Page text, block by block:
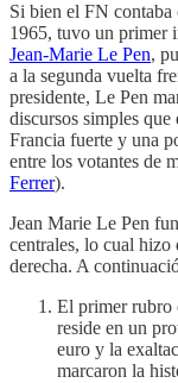
Si bien el FN contaba
1965, tuvo un primer
Jean-Marie Le Pen,
a la segunda vuelta
presidente, Le Pen
discursos simples
Francia fuerte y una
entre los votantes de
Ferrer).
Jean Marie Le Pen
centrales, lo cual hizo
derecha. A
El primer rubro
reside en un
euro y la
marcaron la